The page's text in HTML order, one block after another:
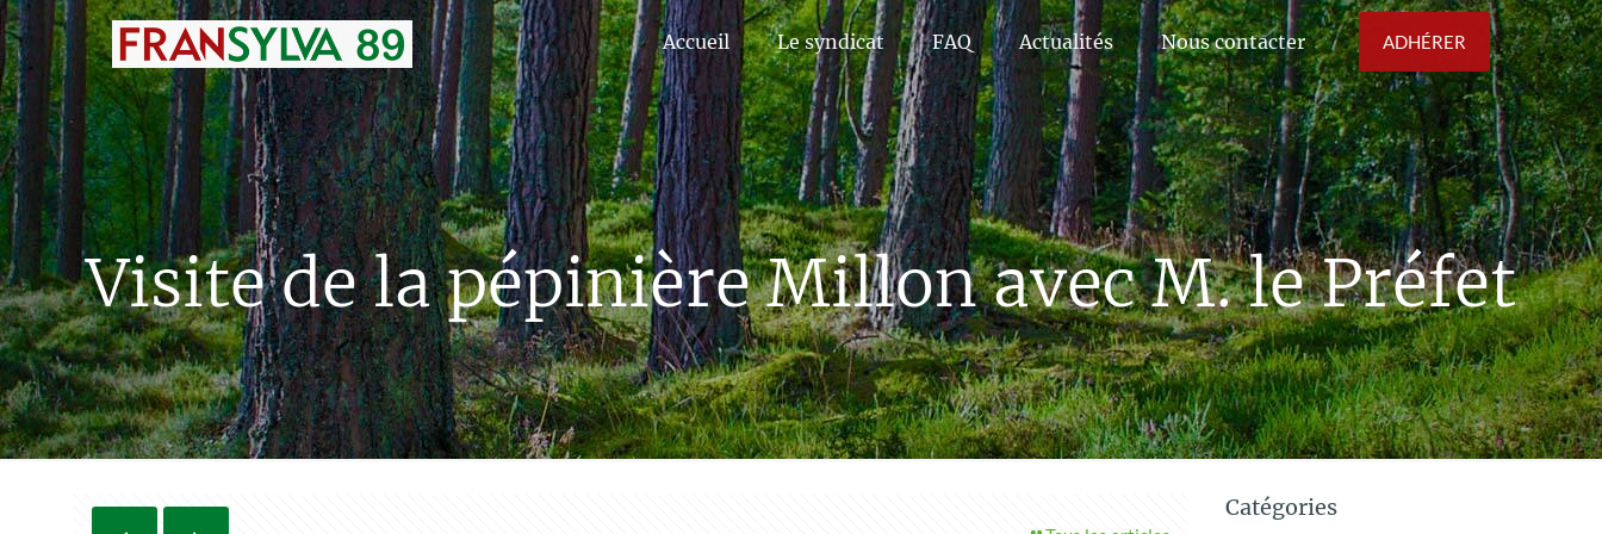
Accueil Le syndicat FAQ Actualités Nous contacter ADHÉRER
Visite de la pépinière Millon avec M. le Préfet
Catégories